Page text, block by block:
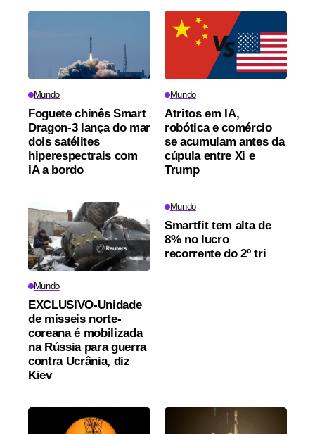
Mundo
Foguete chinês Smart
Dragon-3 lança do mar
dois satélites
hiperespectrais com
IA a bordo
Mundo
Atritos em IA,
robótica e comércio
se acumulam antes da
cúpula entre Xi e
Trump
Mundo
EXCLUSIVO-Unidade
de mísseis norte-
coreana é mobilizada
na Rússia para guerra
contra Ucrânia, diz
Kiev
Mundo
Smartfit tem alta de
8% no lucro
recorrente do 2º tri